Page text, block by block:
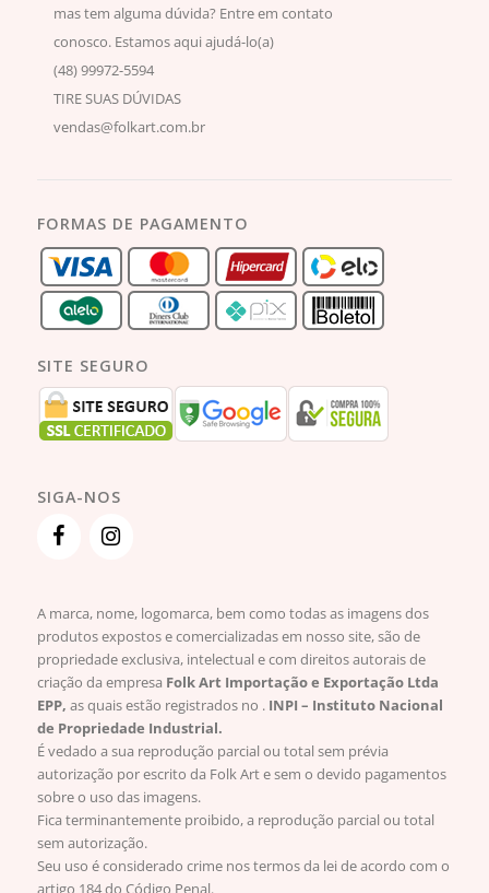
mas tem alguma dúvida? Entre em contato
conosco. Estamos aqui ajudá-lo(a)
(48) 99972-5594
TIRE SUAS DÚVIDAS
vendas@folkart.com.br
FORMAS DE PAGAMENTO
SITE SEGURO
SIGA-NOS
A marca, nome, logomarca, bem como todas as imagens dos
produtos expostos e comercializadas em nosso site, são de
propriedade exclusiva, intelectual e com direitos autorais de
criação da empresa Folk Art Importação e Exportação Ltda
EPP, as quais estão registrados no . INPI – Instituto Nacional
de Propriedade Industrial.
É vedado a sua reprodução parcial ou total sem prévia
autorização por escrito da Folk Art e sem o devido pagamentos
sobre o uso das imagens.
Fica terminantemente proibido, a reprodução parcial ou total
sem autorização.
Seu uso é considerado crime nos termos da lei de acordo com o
artigo 184 do Código Penal.